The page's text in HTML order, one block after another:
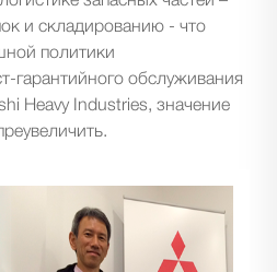
и складированию - что
политики
гарантийного обслуживания
Heavy Industries, значение